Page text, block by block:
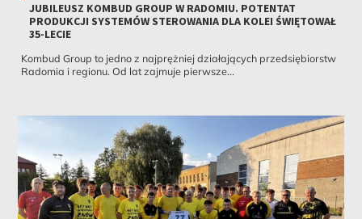
JUBILEUSZ KOMBUD GROUP W RADOMIU. POTENTAT
PRODUKCJI SYSTEMÓW STEROWANIA DLA KOLEI ŚWIĘTOWAŁ
35-LECIE
Kombud Group to jedno z najprężniej działających przedsiębiorstw
Radomia i regionu. Od lat zajmuje pierwsze...